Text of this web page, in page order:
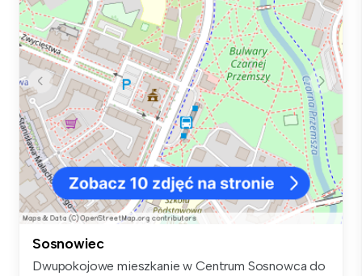
Sosnowiec
Dwupokojowe mieszkanie w Centrum Sosnowca do